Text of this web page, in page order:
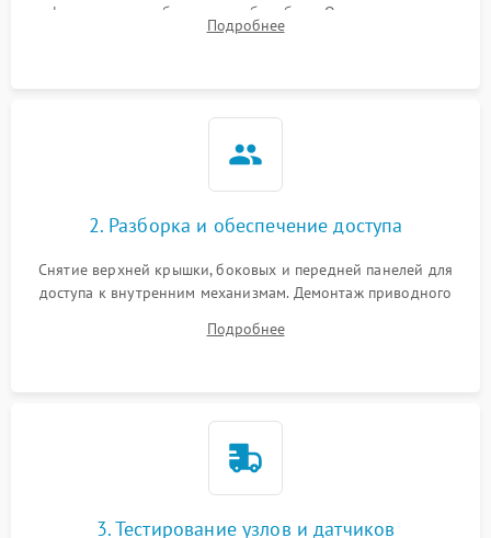
фильтра, теплообменника и барабана. Опрос клиента о
неисправностях (не сушит, не крутит барабан, сильно шумит
Подробнее
2. Разборка и обеспечение доступа
Снятие верхней крышки, боковых и передней панелей для
доступа к внутренним механизмам. Демонтаж приводного
Обеспечение свободного доступа к ТЭНу, компрессору,
Подробнее
3. Тестирование узлов и датчиков